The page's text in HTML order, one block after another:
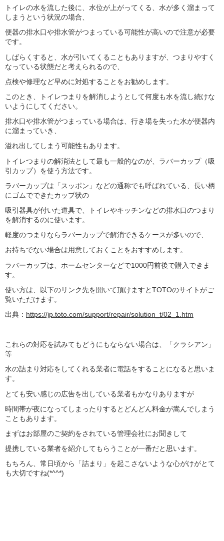
トイレの水を流した後に、水位が上がってくる、水が多く溜まって
しまうという状況の場合、
便器の排水口や排水管がつまっている可能性が高いので注意が必要
です。
しばらくすると、水が引いてくることもありますが、つまりやすく
なっている状態だと考えられるので、
点検や修理など早めに対処することをお勧めします。
このとき、トイレつまりを解消しようとして何度も水を流し続けな
いようにしてください。
排水口や排水管がつまっている場合は、行き場を失った水が便器内
に溜まっていき、
溢れ出してしまう可能性もあります。
トイレつまりの解消法として最も一般的なのが、ラバーカップ（吸
引カップ）を使う方法です。
ラバーカップは「スッポン」などの通称でも呼ばれている、長い柄
にゴムでできたカップ状の
吸引器具が付いた道具で、トイレやキッチンなどの排水口のつまり
を解消するのに使います。
軽度のつまりならラバーカップで解消できるケースが多いので、
お持ちでない場合は用意しておくことをおすすめします。
ラバーカップは、ホームセンターなどで1000円前後で購入できま
す。
使い方は、以下のリンク先を開いて頂けますとTOTOのサイトがご
覧いただけます。
出典： https://jp.toto.com/support/repair/solution_t/02_1.htm
これらの対応を試みてもどうにもならない場合は、「クラシアン」
等
水の詰まり対応をしてくれる業者に電話をすることになると思いま
す。
とても安い感じの広告を出している業者もかなりありますが
時間帯が夜になってしまったりするとどんどん料金が嵩んでしまう
こともあります。
まずはお部屋のご契約をされている管理会社にお聞きして
提携している業者を紹介してもらうことが一番だと思います。
もちろん、常日頃から「詰まり」を起こさないような心がけがとて
も大切ですね(*^^*)